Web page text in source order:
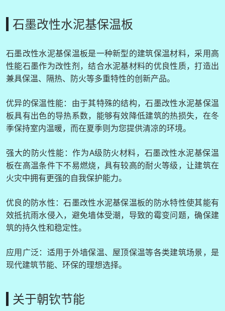
石墨改性水泥基保温板
石墨改性水泥基保温板是一种新型的建筑保温材料，采用高
性能石墨作为改性剂，结合水泥基材料的优良性质，打造出
兼具保温、隔热、防火等多重特性的创新产品。
优异的保温性能：由于其特殊的结构，石墨改性水泥基保温
板具有出色的导热系数，能够有效降低建筑的热损失，在冬
季保持室内温暖，而在夏季则为您提供清凉的环境。
强大的防火性能：作为A级防火材料，石墨改性水泥基保温
板在高温条件下不易燃烧，具有较高的耐火等级，让建筑在
火灾中拥有更强的自我保护能力。
优良的防水性：石墨改性水泥基保温板的防水特性使其能有
效抵抗雨水侵入，避免墙体受潮，导致的霉变问题，确保建
筑的持久性和稳定性。
应用广泛：适用于外墙保温、屋顶保温等各类建筑场景，是
现代建筑节能、环保的理想选择。
关于朝钦节能